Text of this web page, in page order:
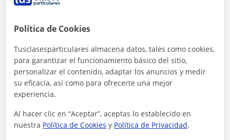
Política de Cookies
Tusclasesparticulares almacena datos, tales como cookies,
para garantizar el funcionamiento básico del sitio,
personalizar el contenido, adaptar los anuncios y medir
su eficacia, así como para ofrecerte una mejor
experiencia.
Al hacer clic en “Aceptar”, aceptas lo establecido en
nuestra Política de Cookies y Política de Privacidad.